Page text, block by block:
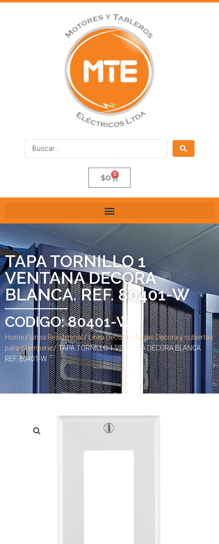
$0 0
TAPA TORNILLO 1
VENTANA DECORA
BLANCA. REF. 80401-W
CODIGO: 80401-W
Home / Línea Residencial/Línea Decora
Tapas Decora y cubiertas
para intemperie/ TAPA TORNILLO 1 VENTANA DECORA BLANCA.
REF. 80401-W